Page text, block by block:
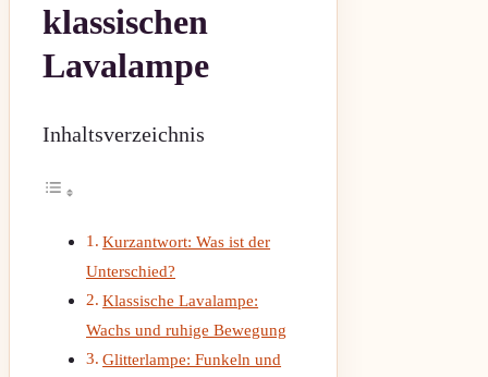
klassischen
Lavalampe
Inhaltsverzeichnis
Kurzantwort: Was ist der
Unterschied?
Klassische Lavalampe:
Wachs und ruhige Bewegung
Glitterlampe: Funkeln und